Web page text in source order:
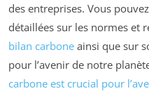
des entreprises. Vous
détaillées sur les normes et
bilan carbone ainsi que sur
pour l’avenir de notre
carbone est crucial pour